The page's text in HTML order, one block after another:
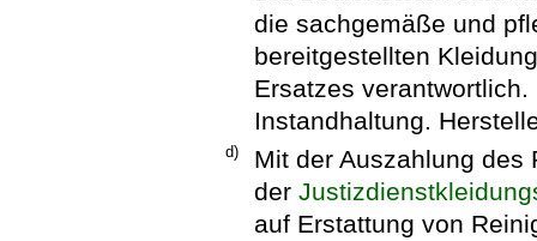
die sachgemäße und
bereitgestellten
Ersatzes
Instandhaltung.
d)
Mit der Auszahlung des
der
auf Erstattung von